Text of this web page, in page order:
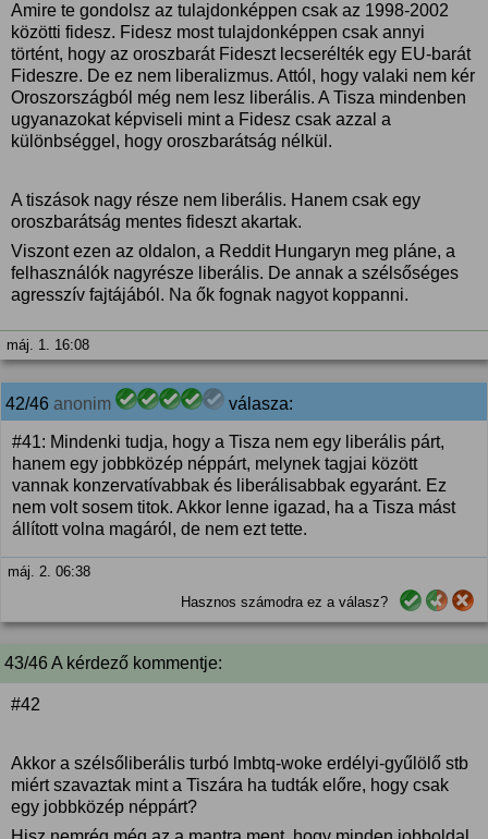
Amire te gondolsz az tulajdonképpen csak az 1998-2002
közötti fidesz. Fidesz most tulajdonképpen csak annyi
történt, hogy az oroszbarát Fideszt lecserélték egy EU-barát
Fideszre. De ez nem liberalizmus. Attól, hogy valaki nem kér
Oroszországból még nem lesz liberális. A Tisza mindenben
ugyanazokat képviseli mint a Fidesz csak azzal a
különbséggel, hogy oroszbarátság nélkül.
A tiszások nagy része nem liberális. Hanem csak egy
oroszbarátság mentes fideszt akartak.
Viszont ezen az oldalon, a Reddit Hungaryn meg pláne, a
felhasználók nagyrésze liberális. De annak a szélsőséges
agresszív fajtájából. Na ők fognak nagyot koppanni.
máj. 1. 16:08
42/46 anonim válasza:
#41: Mindenki tudja, hogy a Tisza nem egy liberális párt,
hanem egy jobbközép néppárt, melynek tagjai között
vannak konzervatívabbak és liberálisabbak egyaránt. Ez
nem volt sosem titok. Akkor lenne igazad, ha a Tisza mást
állított volna magáról, de nem ezt tette.
máj. 2. 06:38
Hasznos számodra ez a válasz?
43/46 A kérdező kommentje:
#42
Akkor a szélsőliberális turbó lmbtq-woke erdélyi-gyűlölő stb
miért szavaztak mint a Tiszára ha tudták előre, hogy csak
egy jobbközép néppárt?